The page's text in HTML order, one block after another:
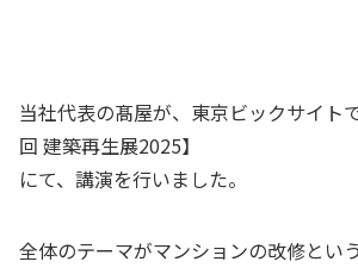
当社代表の髙屋が、東京ビックサイト
回 建築再生展2025】
にて、講演を行いました。
全体のテーマがマンションの改修とい